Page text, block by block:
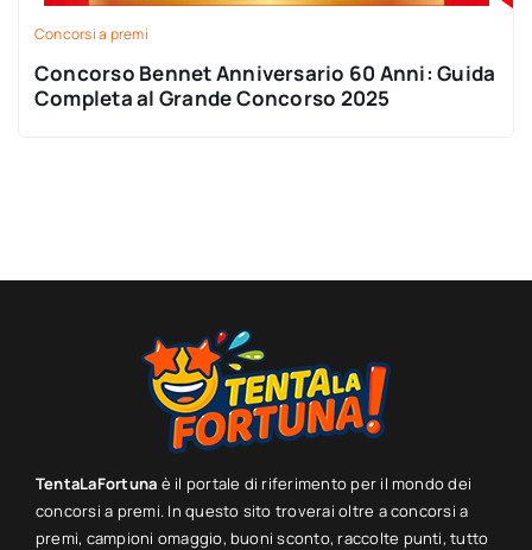
Concorsi a premi
Concorso Bennet Anniversario 60 Anni: Guida
Completa al Grande Concorso 2025
TentaLaFortuna è il portale di riferimento per il mondo dei
concorsi a premi. In questo sito troverai oltre a concorsi a
premi, campioni omaggio, buoni sconto, raccolte punti, tutto